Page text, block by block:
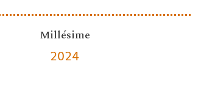
Millésime
2024